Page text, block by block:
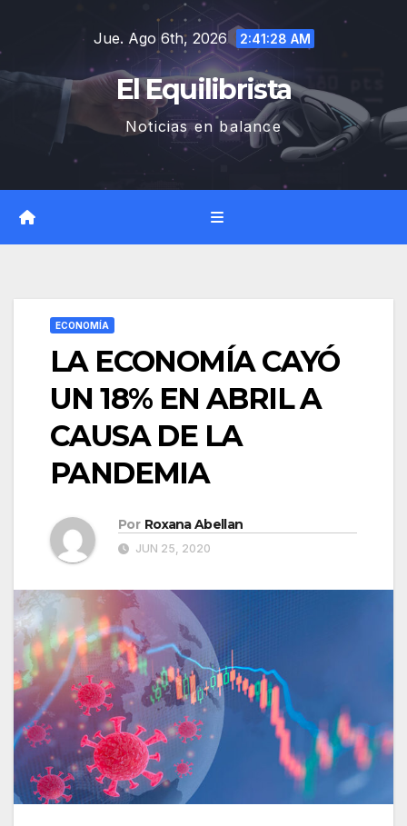
contenido
Jue. Ago 6th, 2026 2:41:29 AM
El Equilibrista
Noticias en balance
ECONOMÍA
LA ECONOMÍA CAYÓ
UN 18% EN ABRIL A
CAUSA DE LA
PANDEMIA
Por Roxana Abellan
JUN 25, 2020